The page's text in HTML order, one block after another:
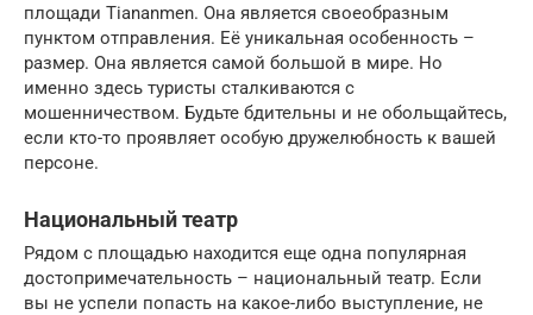
площади Tiananmen. Она является своеобразным
пунктом отправления. Её уникальная особенность –
размер. Она является самой большой в мире. Но
именно здесь туристы сталкиваются с
мошенничеством. Будьте бдительны и не обольщайтесь,
если кто-то проявляет особую дружелюбность к вашей
персоне.
Национальный театр
Рядом с площадью находится еще одна популярная
достопримечательность – национальный театр. Если
вы не успели попасть на какое-либо выступление, не